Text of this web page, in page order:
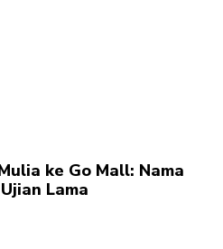
ke Go Mall: Nama
Lama